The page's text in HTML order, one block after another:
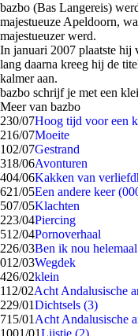
bazbo (Bas Langereis)
majestueuze Apeldoorn,
majestueuzer werd.
In januari 2007 plaatste hij
lang daarna kreeg hij de
kalmer aan.
bazbo schrijf je met een
Meer van bazbo
230/07Hoog tijd voor een
216/07Moeite
102/07Gestrand
318/06Avonturen
404/06Kakken van
621/05Een andere keer
507/05Klachten
223/04Piercing
512/04Pornoverhaal
226/03Ben ik nou helemaal
012/03Wegdek
426/02klein
112/02Acht Andalusische
229/01Dichtsels (3)
715/01 Acht Andalusische
1001/01Lijstje (2)